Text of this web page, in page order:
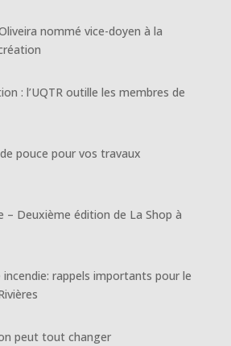
nommé vice-doyen à la
: l’UQTR outille les membres de
pouce pour vos travaux
– Deuxième édition de La Shop à
incendie: rappels importants pour le
peut tout changer